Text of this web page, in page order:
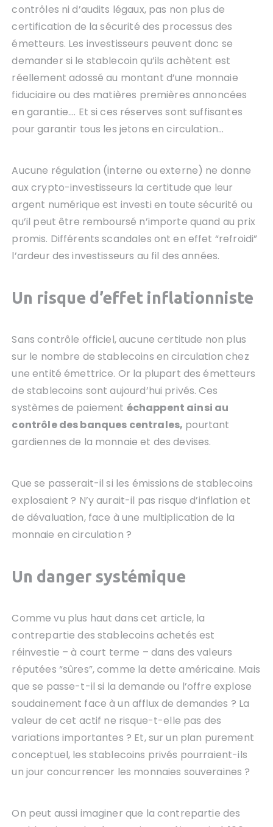
contrôles ni d’audits légaux, pas non plus de
certification de la sécurité des processus des
émetteurs. Les investisseurs peuvent donc se
demander si le stablecoin qu’ils achètent est
réellement adossé au montant d’une monnaie
fiduciaire ou des matières premières annoncées
en garantie…. Et si ces réserves sont suffisantes
pour garantir tous les jetons en circulation…
Aucune régulation (interne ou externe) ne donne
aux crypto-investisseurs la certitude que leur
argent numérique est investi en toute sécurité ou
qu’il peut être remboursé n’importe quand au prix
promis. Différents scandales ont en effet “refroidi”
l’ardeur des investisseurs au fil des années.
Un risque d’effet inflationniste
Sans contrôle officiel, aucune certitude non plus
sur le nombre de stablecoins en circulation chez
une entité émettrice. Or la plupart des émetteurs
de stablecoins sont aujourd’hui privés. Ces
systèmes de paiement échappent ainsi au
contrôle des banques centrales, pourtant
gardiennes de la monnaie et des devises.
Que se passerait-il si les émissions de stablecoins
explosaient ? N’y aurait-il pas risque d’inflation et
de dévaluation, face à une multiplication de la
monnaie en circulation ?
Un danger systémique
Comme vu plus haut dans cet article, la
contrepartie des stablecoins achetés est
réinvestie – à court terme – dans des valeurs
réputées “sûres”, comme la dette américaine. Mais
que se passe-t-il si la demande ou l’offre explose
soudainement face à un afflux de demandes ? La
valeur de cet actif ne risque-t-elle pas des
variations importantes ? Et, sur un plan purement
conceptuel, les stablecoins privés pourraient-ils
un jour concurrencer les monnaies souveraines ?
On peut aussi imaginer que la contrepartie des